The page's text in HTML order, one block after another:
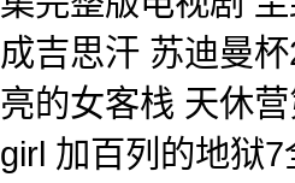
成吉思汗 苏迪曼
亮的女客栈 天休
girl 加百列的地狱